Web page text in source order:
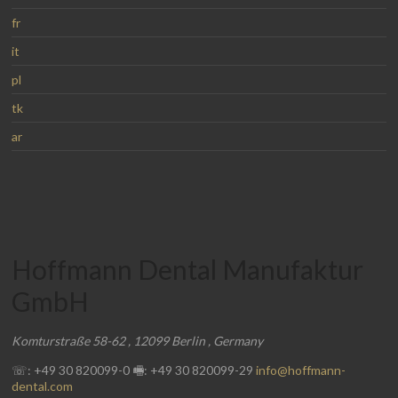
fr
it
pl
tk
ar
Komturstraße 58-62, 12099 Berlin , Germany
☏: +49 30 820099-0 🖷: +49 30 820099-29 info@hoffmann-
dental.com